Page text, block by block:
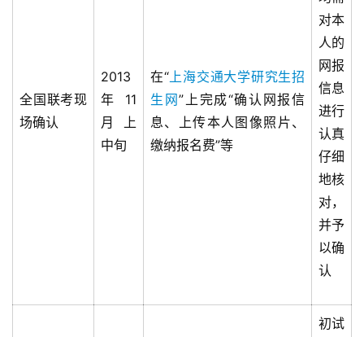
全国联考现
场确认
2013
年11
月上
中旬
在“上海交通大学研究生招
生网”上完成“确认网报信
息、上传本人图像照片、
缴纳报名费”等
对本
人的
网报
信息
进行
认真
仔细
地核
对，
并予
以确
认
初试